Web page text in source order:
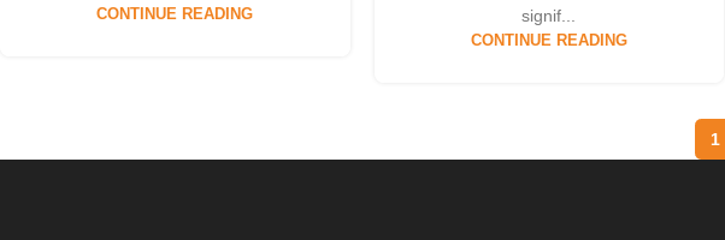
CONTINUE READING
signif...
CONTINUE READING
1